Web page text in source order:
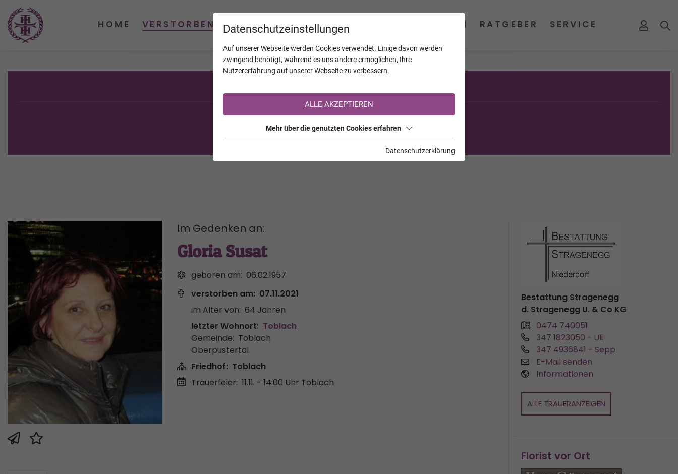
Sie sind noch nicht auf TrauerHilfe.it registriert?
>> zur kostenlosen Registrierung <<
Im Gedenken an:
Gloria Susat
geboren am: 06.02.1957
verstorben am: 07.11.2021
im Alter von: 64 Jahren
letzter Wohnort: Toblach
Gemeinde: Toblach
Oberpustertal
Friedhof: Toblach
Trauerfeier: 11.11. - 14:00 Uhr Toblach
Bestattung Stragenegg
d. Stragenegg U. & Co KG
0474 740051
347 1823050 - Uli
347 4936841 - Sepp
E-Mail senden
Informationen
ALLE TRAUERANZEIGEN
Florist vor Ort
Datenschutzeinstellungen
Auf unserer Webseite werden Cookies verwendet. Einige davon werden
zwingend benötigt, während es uns andere ermöglichen, Ihre
Nutzererfahrung auf unserer Webseite zu verbessern.
ALLE AKZEPTIEREN
Mehr über die genutzten Cookies erfahren
Datenschutzerklärung
HOME VERSTORBENE KALENDER JAHRESTAGE UNTERNEHMEN RATGEBER SERVICE